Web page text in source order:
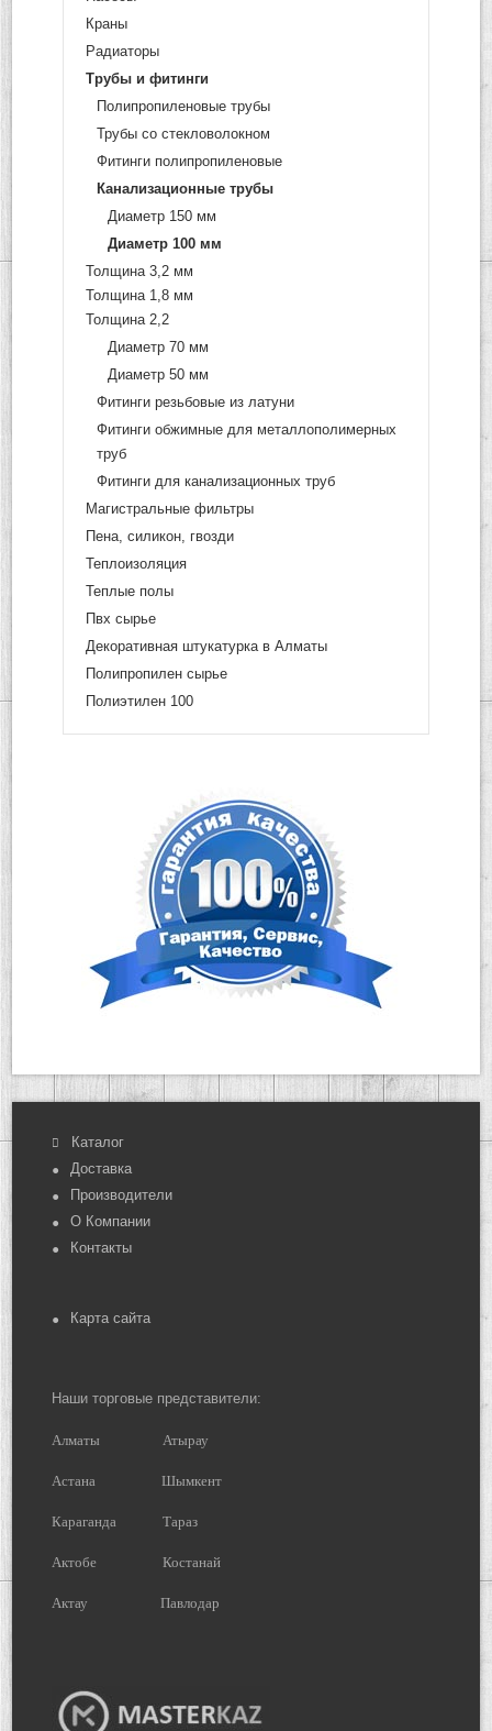
Краны
Радиаторы
Трубы и фитинги
Полипропиленовые трубы
Трубы со стекловолокном
Фитинги полипропиленовые
Канализационные трубы
Диаметр 150 мм
Диаметр 100 мм
Толщина 3,2 мм
Толщина 1,8 мм
Толщина 2,2
Диаметр 70 мм
Диаметр 50 мм
Фитинги резьбовые из латуни
Фитинги обжимные для металлополимерных
труб
Фитинги для канализационных труб
Магистральные фильтры
Пена, силикон, гвозди
Теплоизоляция
Теплые полы
Пвх сырье
Декоративная штукатурка в Алматы
Полипропилен сырье
Полиэтилен 100
Каталог
Доставка
Производители
О Компании
Контакты
Карта сайта
Наши торговые представители:
Алматы Атырау
Астана Шымкент
Караганда Тараз
Актобе Костанай
Актау Павлодар